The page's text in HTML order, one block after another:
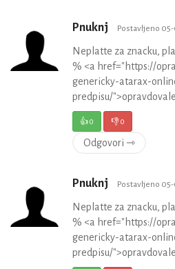
Pnuknj Postavljeno
Neplatte za znacku,
% <a href="https://
genericky-atarax-
predpisu/
👍0 👎0
Odgovori ⇾
Pnuknj Postavljeno
Neplatte za znacku,
% <a href="https://
genericky-atarax-
predpisu/